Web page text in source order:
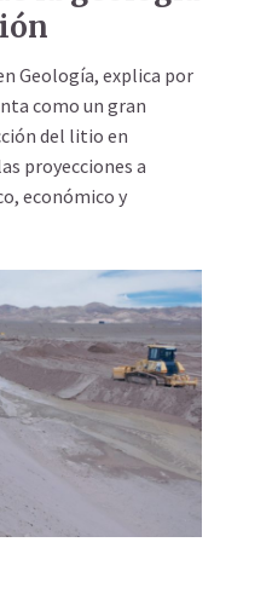
Geología, explica por
como un gran
del litio en
proyecciones a
económico y